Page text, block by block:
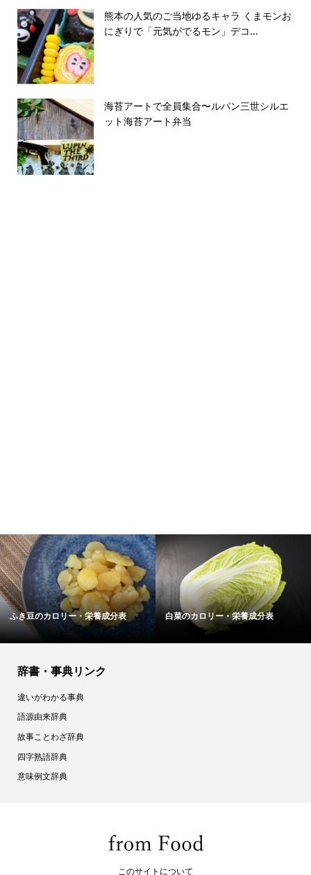
熊本の人気のご当地ゆるキャラ くまモンお
にぎりで「元気がでるモン」デコ...
海苔アートで全員集合〜ルパン三世シルエ
ット海苔アート弁当
干し柿のカロリー・栄養成分表
ミートソースのカロリー・栄養成分
辞書・事典リンク
違いがわかる事典
語源由来辞典
故事ことわざ辞典
四字熟語辞典
意味例文辞典
このサイトについて